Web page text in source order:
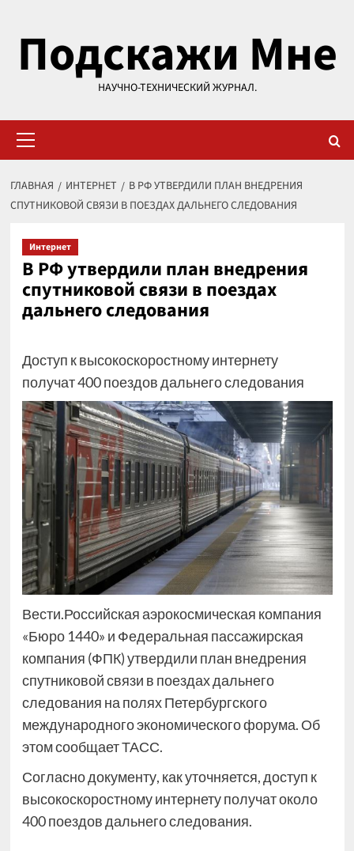
содержимому
Подскажи Мне
НАУЧНО-ТЕХНИЧЕСКИЙ ЖУРНАЛ.
меню
ГЛАВНАЯ ИНТЕРНЕТ
В РФ УТВЕРДИЛИ ПЛАН ВНЕДРЕНИЯ
СПУТНИКОВОЙ СВЯЗИ В ПОЕЗДАХ ДАЛЬНЕГО СЛЕДОВАНИЯ
Интернет
В РФ утвердили план внедрения
спутниковой связи в поездах
дальнего следования
Доступ к высокоскоростному интернету
получат 400 поездов дальнего следования
Вести.Российская аэрокосмическая компания
«Бюро 1440» и Федеральная пассажирская
компания (ФПК) утвердили план внедрения
спутниковой связи в поездах дальнего
следования на полях Петербургского
международного экономического форума. Об
этом сообщает ТАСС.
Согласно документу, как уточняется, доступ к
высокоскоростному интернету получат около
400 поездов дальнего следования.